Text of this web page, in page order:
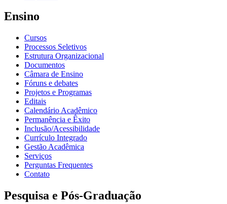
Ensino
Cursos
Processos Seletivos
Estrutura Organizacional
Documentos
Câmara de Ensino
Fóruns e debates
Projetos e Programas
Editais
Calendário Acadêmico
Permanência e Êxito
Inclusão/Acessibilidade
Currículo Integrado
Gestão Acadêmica
Serviços
Perguntas Frequentes
Contato
Pesquisa e Pós-Graduação